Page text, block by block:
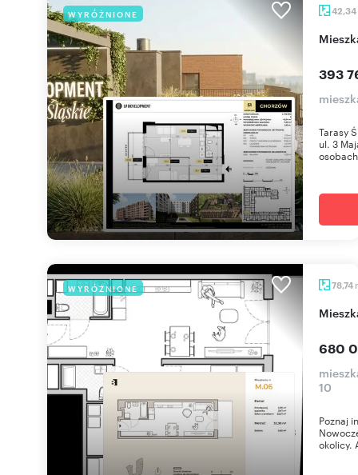
WYRÓŻNIONE 42,34
393
Tarasy
ul. 3
WYRÓŻNIONE 78,74
680
10
Poznaj
okolicy.